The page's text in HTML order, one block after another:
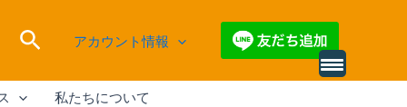
検
索
アカウント情報
私たちについて
別